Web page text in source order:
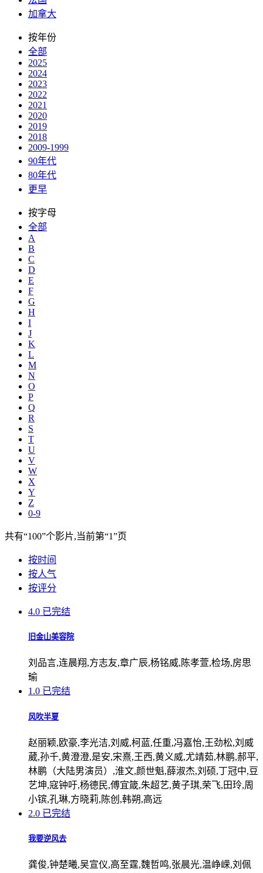
加拿大
按年份
全部
2025
2024
2023
2022
2021
2020
2019
2018
2009-1999
90年代
80年代
更早
按字母
全部
A
B
C
D
E
F
G
H
I
J
K
L
M
N
O
P
Q
R
S
T
U
V
W
X
Y
Z
0-9
共有“100”个影片,当前第“1”页
按时间
按人气
按评分
4.0 已完结
旧金山美容院
刘品言,连晨翔,方志友,章广辰,杨铭威,陈孝萱,检场,房思
瑜
1.0 已完结
风吹半夏
赵丽颖,欧豪,李光洁,刘威,柯蓝,任重,冯嘉怡,王劲松,刘威
葳,孙千,黄澄澄,是安,宋熹,王西,黄义威,尤靖茹,林鹏,郝平,
林鹏（大陆男演员）,淮文,颜世魁,薛淑杰,刘硕,丁冠中,豆
艺坤,寇钟吁,杨德民,傅宜箴,朱超艺,黄子琪,荣飞,田玲,周
小镔,孔琳,方晓莉,陈创,韩朔,高远
2.0 已完结
我要逆风去
龚俊,钟楚曦,吴宣仪,高至霆,魏哲鸣,张晨光,温峥嵘,刘佩